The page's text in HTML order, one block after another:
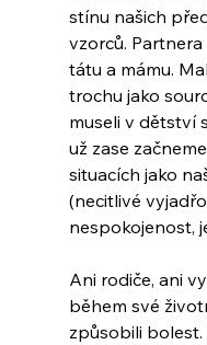
stínu našich
vzorců.
tátu a mámu.
trochu jako
museli v dětství
už zase
situacích jako
(necitlivé
nespokojenost,
Ani rodiče, ani
během své
způsobili bolest.